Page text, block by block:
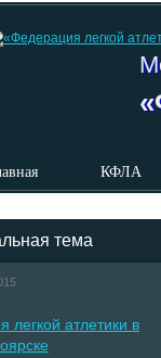
КФЛА
тема
легкой атлетики в